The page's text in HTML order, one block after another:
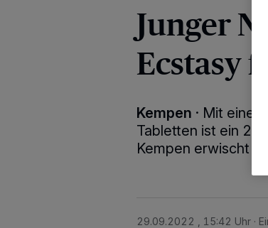
Junger
Ecstasy
Kempen · Mit einer
Tabletten ist ein
Kempen erwischt
29.09.2022 , 15:42 Uhr